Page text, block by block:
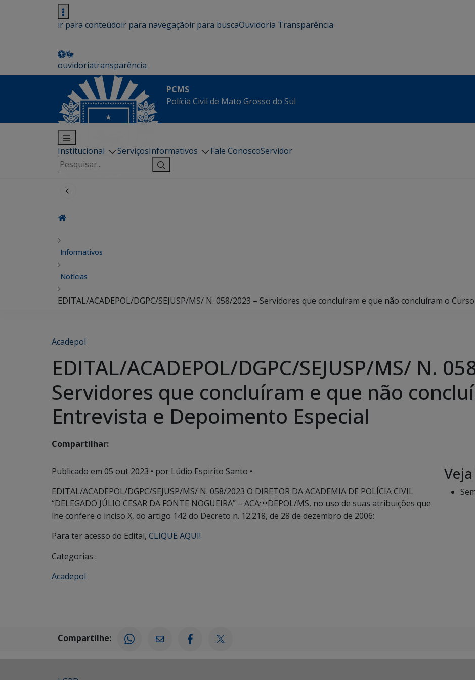
ir para conteúdoir para navegaçãoir para buscaOuvidoria Transparência
ouvidoriatransparência
PCMS
Polícia Civil de Mato Grosso do Sul
Institucional ServiçosInformativos Fale ConoscoServidor
Pesquisar
por:
Informativos
Notícias
EDITAL/ACADEPOL/DGPC/SEJUSP/MS/ N. 058/2023 – Servidores que concluíram e que não concluíram o
Acadepol
EDITAL/ACADEPOL/DGPC/SEJUSP/MS/ N.
Servidores que concluíram e que não
Entrevista e Depoimento Especial
Compartilhar:
Publicado em 05 out 2023 • por Lúdio Espirito Santo •
EDITAL/ACADEPOL/DGPC/SEJUSP/MS/ N. 058/2023 O DIRETOR DA ACADEMIA DE POLÍCIA CIVIL
“DELEGADO JÚLIO CESAR DA FONTE NOGUEIRA” – ACADEPOL/MS, no uso de suas atribuições que
lhe confere o inciso X, do artigo 142 do Decreto n. 12.218, de 28 de dezembro de 2006:
Para ter acesso do Edital, CLIQUE AQUI!
Categorias :
Acadepol
Compartilhe: